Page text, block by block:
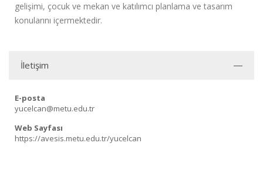
gelişimi, çocuk ve mekan ve katılımcı planlama ve tasarım
konularını içermektedir.
İletişim
E-posta
yucelcan@metu.edu.tr
Web Sayfası
https://avesis.metu.edu.tr/yucelcan